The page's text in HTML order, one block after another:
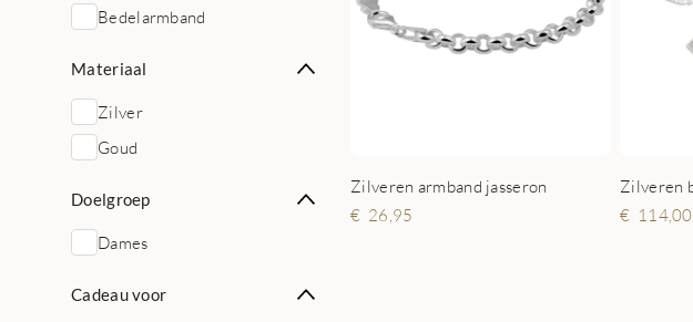
Bedelarmband
Materiaal
Zilver
Goud
Doelgroep
Dames
Cadeau voor
Zilveren armband jasseron
26,95
114,00